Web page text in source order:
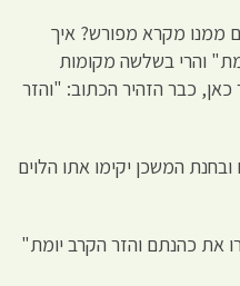
ממנו מקרא מפורש? איך
והרי בשלשה מקומות
כבר הזהיר הכתוב: "והזר
ובחנת המשכן יקימו אתו הלוים
את כהנתם והזר הקרב יומת"